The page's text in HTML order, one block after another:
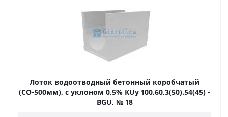
Лоток водоотводный бетонный коробчатый
(СО-500мм), с уклоном 0,5% КUу 100.60,3(50).54(45) -
BGU, № 18